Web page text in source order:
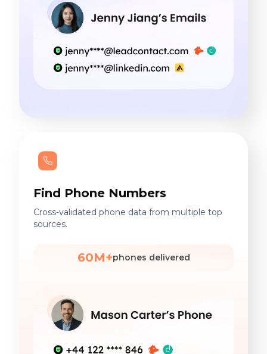
Find Phone Numbers
Cross-validated phone data from multiple top
sources.
60M+phones delivered